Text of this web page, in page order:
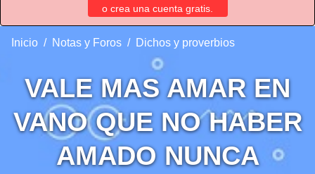
o crea una cuenta gratis.
Inicio Notas y Foros Dichos y proverbios
VALE MAS AMAR EN
VANO QUE NO HABER
AMADO NUNCA